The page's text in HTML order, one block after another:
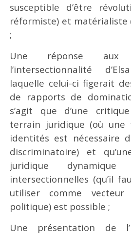
susceptible d’être
réformiste) et matérialiste
;
Une réponse aux
l’intersectionnalité
laquelle celui-ci figerait
de rapports de
s’agit que d’une
terrain juridique (où une
identités est nécessaire
discriminatoire) et
juridique
intersectionnelles (qu’il
utiliser comme vecteur
politique) est possible ;
Une présentation de